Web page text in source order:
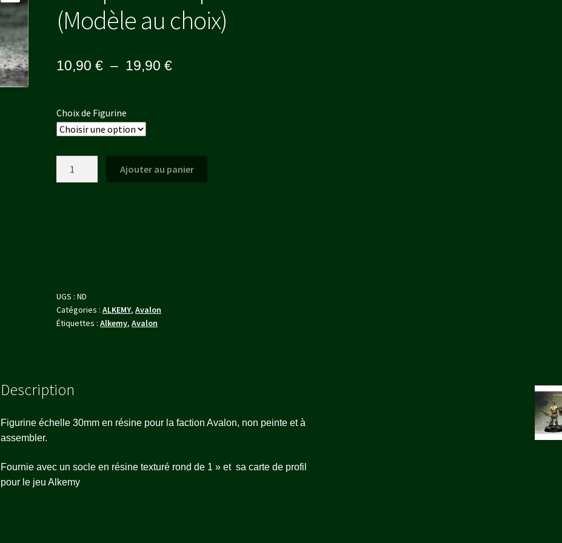
(Modèle au choix)
10,90€ – 19,90€Plage
19,90 €
Choix de Figurine
Ajouter au panier
UGS :ND
Catégories :ALKEMY,Avalon
Étiquettes :Alkemy,Avalon
Description
Figurine échelle 30mm en résine pour la faction Avalon, non peinte et à
assembler.
Fournie avec un socle en résine texturé rond de 1 » et sa carte de profil
pour le jeu Alkemy